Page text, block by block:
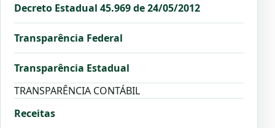
Decreto Estadual 45.969 de 24/05/2012
Transparência Federal
Transparência Estadual
TRANSPARÊNCIA CONTÁBIL
Receitas